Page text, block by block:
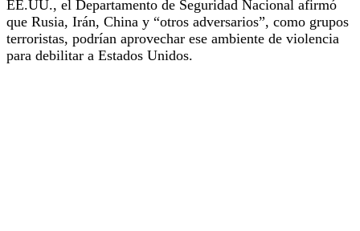
EE.UU., el Departamento de Seguridad Nacional afirmó
que Rusia, Irán, China y “otros adversarios”, como grupos
terroristas, podrían aprovechar ese ambiente de violencia
para debilitar a Estados Unidos.